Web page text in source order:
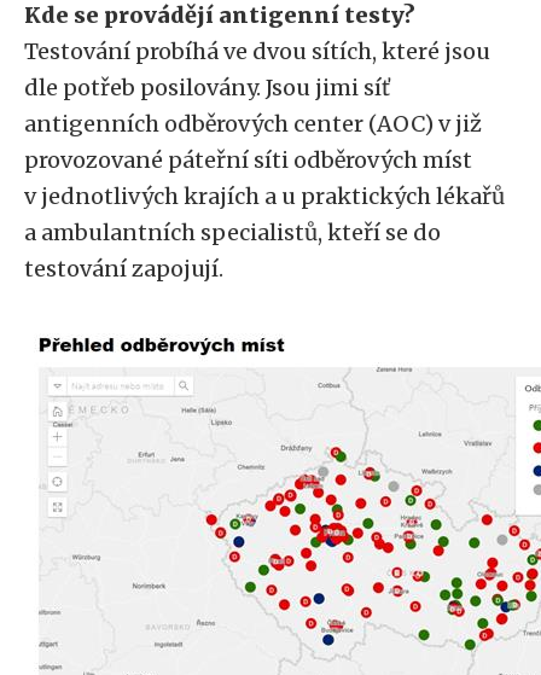
Kde se provádějí antigenní testy?
Testování probíhá ve dvou sítích, které jsou
dle potřeb posilovány. Jsou jimi síť
antigenních odběrových center (AOC) v již
provozované páteřní síti odběrových míst
v jednotlivých krajích a u praktických lékařů
a ambulantních specialistů, kteří se do
testování zapojují.